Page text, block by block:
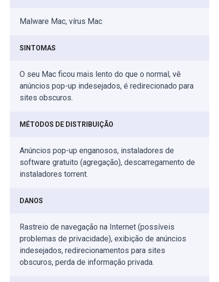
Malware Mac, vírus Mac
SINTOMAS
O seu Mac ficou mais lento do que o normal, vê
anúncios pop-up indesejados, é redirecionado para
sites obscuros.
MÉTODOS DE DISTRIBUIÇÃO
Anúncios pop-up enganosos, instaladores de
software gratuito (agregação), descarregamento de
instaladores torrent.
DANOS
Rastreio de navegação na Internet (possíveis
problemas de privacidade), exibição de anúncios
indesejados, redirecionamentos para sites
obscuros, perda de informação privada.